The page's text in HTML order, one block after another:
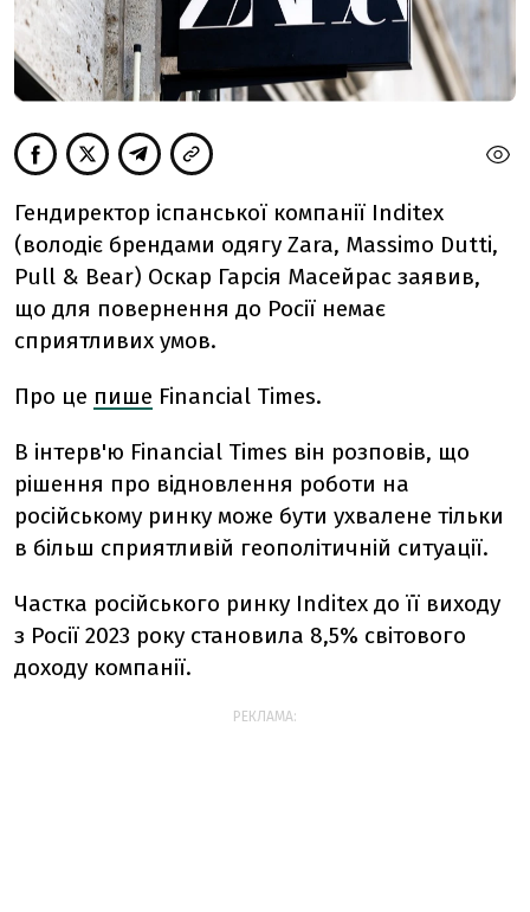
Гендиректор іспанської компанії Inditex
(володіє брендами одягу Zara, Massimo Dutti,
Pull & Bear) Оскар Гарсія Масейрас заявив,
що для повернення до Росії немає
сприятливих умов.
Про це пише Financial Times.
В інтерв'ю Financial Times він розповів, що
рішення про відновлення роботи на
російському ринку може бути ухвалене тільки
в більш сприятливій геополітичній ситуації.
Частка російського ринку Inditex до її виходу
з Росії 2023 року становила 8,5% світового
доходу компанії.
РЕКЛАМА: